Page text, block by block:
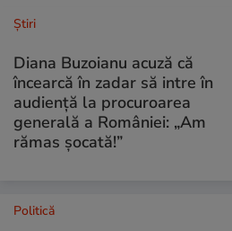
Ştiri
Diana Buzoianu acuză că
încearcă în zadar să intre în
audiență la procuroarea
generală a României: „Am
rămas șocată!”
Politică